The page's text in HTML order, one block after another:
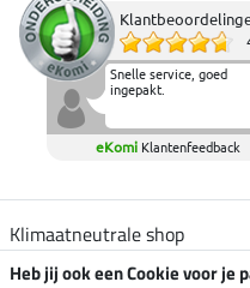
Snelle service, goed
ingepakt.
eKomi Klantenfeedback
Klimaatneutrale shop
Heb jij ook een Cookie voor je